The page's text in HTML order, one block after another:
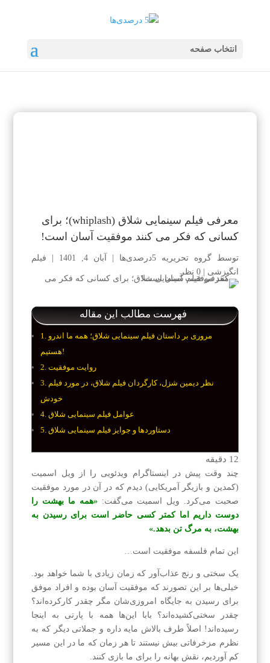
انتخاب صفحه
معرفی فیلم سینمایی شلاق (whiplash)؛ برای
کسانی که فکر می کنند موفقیت آسان است!
توسطگروه تحریریه 5درصدی‌ها آبان 4, 1401
فیلم
انگیزشی |0 نظر
فهرست مطالب این مقاله
مروری بر داستان فیلم سینمایی شلاق؛ همه ما اندرو
هستیم!
روایت موفقیت
نظر دیمین شزل، کارگردان فیلم شلاق، در مورد فیلم
خودش
عوامل فیلم سینمایی شلاق
دستاوردها و جوایز فیلم سینمایی شلاق
12 دقیقه
چند وقت پیش در اینستاگرام ویدئویی را از ویل اسمیت
(کمدین و بازیگر آمریکایی) دیدم که در آن در مورد موفقیت
صحبت می‌کرد. ویل اسمیت می‌گفت:«همه ما بهشت را
دوست داریم اما کمتر کسی حاضر است برای رسیدن به
بهشت، به مرگ تن بدهد.»
این تمام فلسفه موفقیت است…
یک سختی و رنج عذاب‌آور که زمان زیادی با شما خواهد بود.
خیلی‌ها بر این تصورند که موفقیت آسان بوده و افراد موفق
برای رسیدن به جایگاه امروزی‌شان مگر چقدر کارکرده‌اند؟
چقدر سختی‌کشیده‌اند؟ بابا این‌ها همه با پارتی به اینجا
رسیده‌اند! اصلاً طرف بالاش مایه داره و جملاتی دیگر که به
نظرم مزخرفاتی بیش نیستند تا هر زمان که ما در این مسیر
کم آوردیم، نقش بهانه را برای ما بازی کنند.